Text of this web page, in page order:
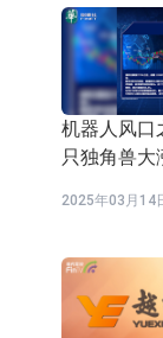
机器人风口
只独角兽大
2025年03月14